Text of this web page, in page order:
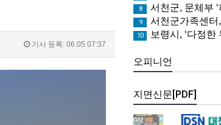
기사 등록: 06.05 07:37
8 서천군, 문체부 ‘하반기 지역사랑
9 서천군가족센터, 가족과 함께한
10 보령시, ‘다정한 누리보듬센터’ 4층
오피니언
지면신문[PDF]